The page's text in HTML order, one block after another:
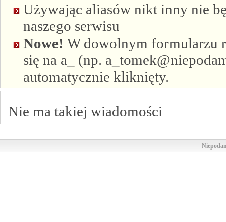
Używając aliasów nikt inny nie
naszego serwisu
Nowe! W dowolnym formularzu
się na a_ (np.
automatycznie kliknięty.
Nie ma takiej wiadomości